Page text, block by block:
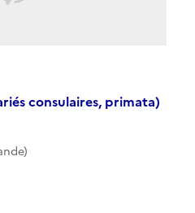
consulaires, primata)